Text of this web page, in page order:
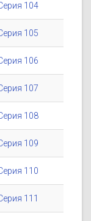
104
105
106
107
108
109
110
111